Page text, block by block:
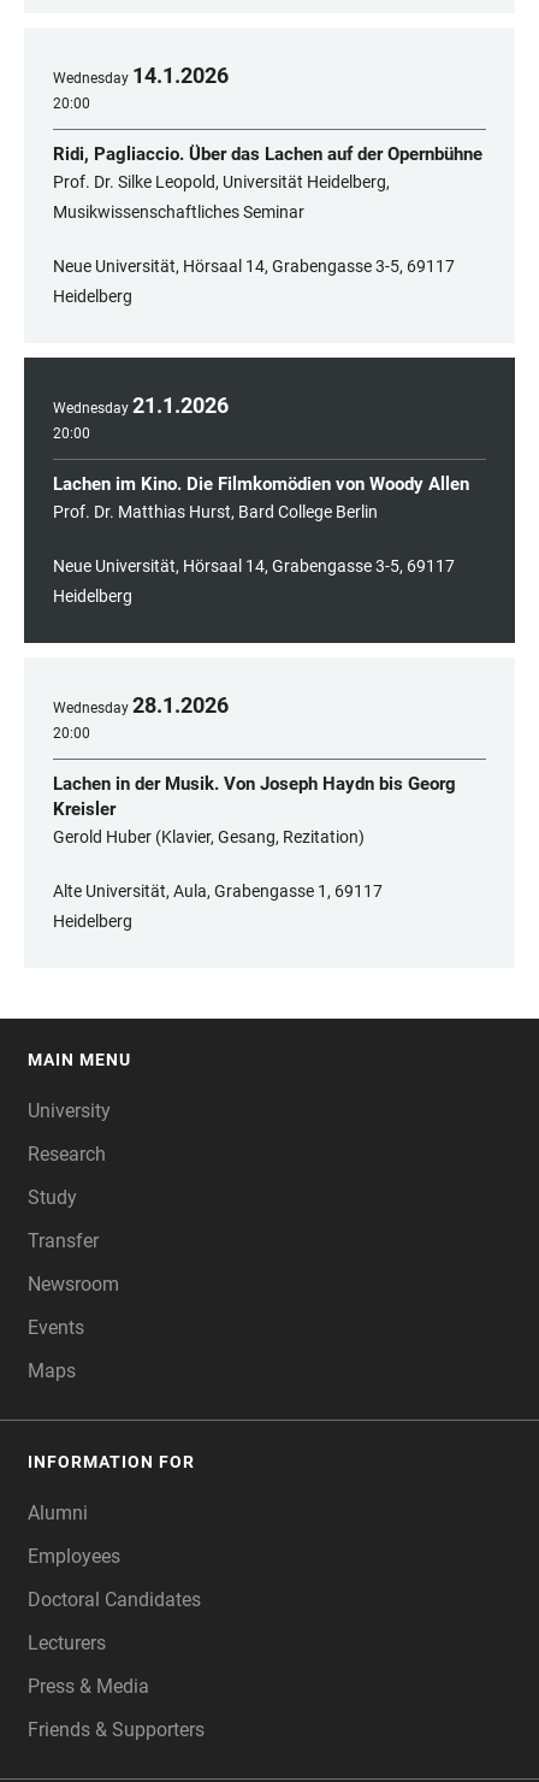
Wednesday 14.1.2026
20:00
Ridi, Pagliaccio. Über das Lachen auf der Opernbühne
Prof. Dr. Silke Leopold, Universität Heidelberg,
Musikwissenschaftliches Seminar
Neue Universität, Hörsaal 14, Grabengasse 3-5, 69117
Heidelberg
Wednesday 21.1.2026
20:00
Lachen im Kino. Die Filmkomödien von Woody Allen
Prof. Dr. Matthias Hurst, Bard College Berlin
Neue Universität, Hörsaal 14, Grabengasse 3-5, 69117
Heidelberg
Wednesday 28.1.2026
20:00
Lachen in der Musik. Von Joseph Haydn bis Georg
Kreisler
Gerold Huber (Klavier, Gesang, Rezitation)
Alte Universität, Aula, Grabengasse 1, 69117
Heidelberg
MAIN MENU
University
Research
Study
Transfer
Newsroom
Events
Maps
INFORMATION FOR
Alumni
Employees
Doctoral Candidates
Lecturers
Press & Media
Friends & Supporters